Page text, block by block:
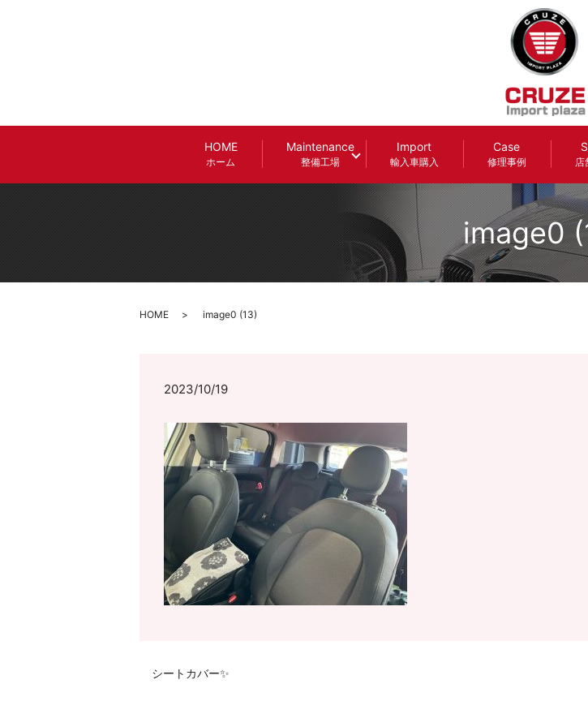
HOME
ホーム
Maintenance
整備工場
Import
輸入車購入
Case
修理事例 店
image0
HOME image0 (13)
2023/10/19
シートカバー✨